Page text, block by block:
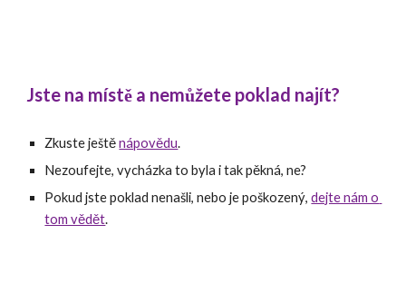
Jste na místě a nemůžete poklad najít?
Zkuste ještě nápovědu.
Nezoufejte, vycházka to byla i tak pěkná, ne?
Pokud jste poklad nenašli, nebo je poškozený, dejte nám o
tom vědět.